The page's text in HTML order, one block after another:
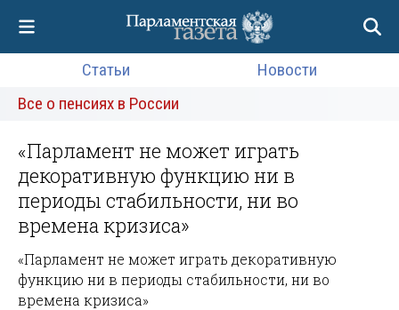
Статьи
Новости
Все о пенсиях в России
«Парламент не может играть
декоративную функцию ни в
периоды стабильности, ни во
времена кризиса»
«Парламент не может играть декоративную
функцию ни в периоды стабильности, ни во
времена кризиса»